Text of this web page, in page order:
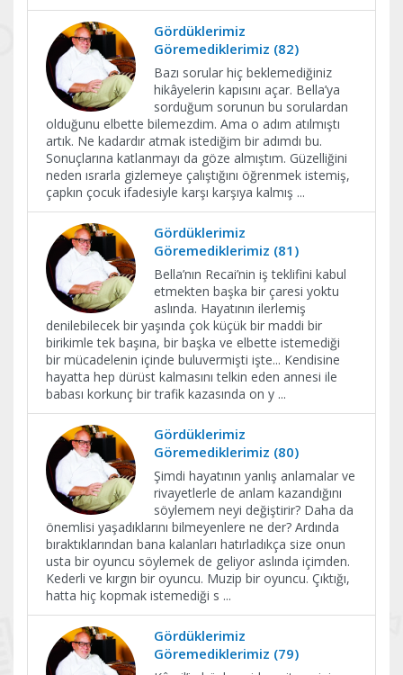
Gördüklerimiz
Göremediklerimiz (82)
Bazı sorular hiç beklemediğiniz
hikâyelerin kapısını açar. Bella’ya
sorduğum sorunun bu sorulardan
olduğunu elbette bilemezdim. Ama o adım atılmıştı
artık. Ne kadardır atmak istediğim bir adımdı bu.
Sonuçlarına katlanmayı da göze almıştım. Güzelliğini
neden ısrarla gizlemeye çalıştığını öğrenmek istemiş,
çapkın çocuk ifadesiyle karşı karşıya kalmış ...
Gördüklerimiz
Göremediklerimiz (81)
Bella’nın Recai’nin iş teklifini kabul
etmekten başka bir çaresi yoktu
aslında. Hayatının ilerlemiş
denilebilecek bir yaşında çok küçük bir maddi bir
birikimle tek başına, bir başka ve elbette istemediği
bir mücadelenin içinde buluvermişti işte... Kendisine
hayatta hep dürüst kalmasını telkin eden annesi ile
babası korkunç bir trafik kazasında on y ...
Gördüklerimiz
Göremediklerimiz (80)
Şimdi hayatının yanlış anlamalar ve
rivayetlerle de anlam kazandığını
söylemem neyi değiştirir? Daha da
önemlisi yaşadıklarını bilmeyenlere ne der? Ardında
bıraktıklarından bana kalanları hatırladıkça size onun
usta bir oyuncu söylemek de geliyor aslında içimden.
Kederli ve kırgın bir oyuncu. Muzip bir oyuncu. Çıktığı,
hatta hiç kopmak istemediği s ...
Gördüklerimiz
Göremediklerimiz (79)